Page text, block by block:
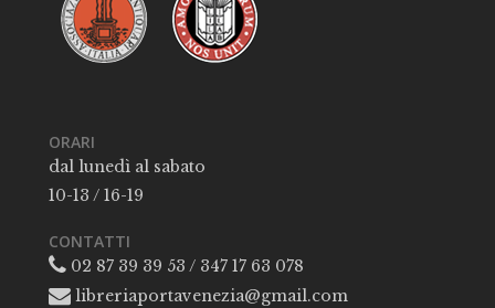
ORARI
dal lunedì al sabato
10-13 / 16-19
CONTATTI
02 87 39 39 53 / 347 17 63 078
libreriaportavenezia@gmail.com